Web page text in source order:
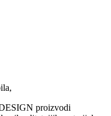
proizvodi